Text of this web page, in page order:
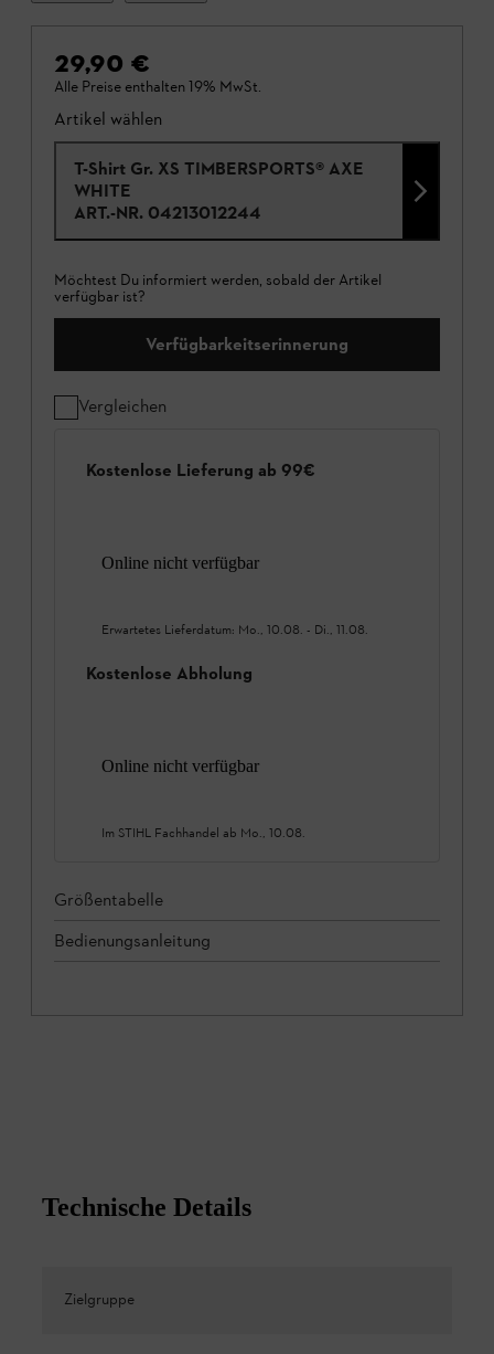
29,90 €
Alle Preise enthalten 19% MwSt.
Artikel wählen
T-Shirt Gr. XS TIMBERSPORTS® AXE
WHITE
ART.-NR. 04213012244
Möchtest Du informiert werden, sobald der Artikel
verfügbar ist?
Verfügbarkeitserinnerung
Vergleichen
Kostenlose Lieferung ab 99€
Online nicht verfügbar
Erwartetes Lieferdatum: Mo., 10.08. - Di., 11.08.
Kostenlose Abholung
Online nicht verfügbar
Im STIHL Fachhandel ab Mo., 10.08.
Größentabelle
Bedienungsanleitung
Technische Details
Zielgruppe